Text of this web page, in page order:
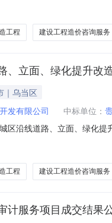
（黔价房【2012】86号）
工程 建设工程造价咨询服务
、立面、绿化提升改
｜乌当区
发有限公司 中标单位：
区沿线道路、立面、绿化
中外建华
工程 建设工程造价咨询服务
计服务项目成交结果